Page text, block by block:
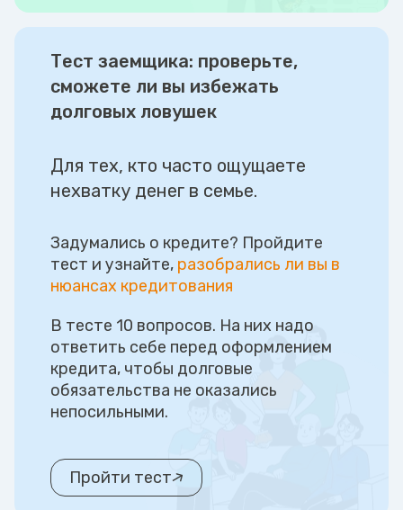
Тест заемщика: проверьте,
сможете ли вы избежать
долговых ловушек
Для тех, кто часто ощущаете
нехватку денег в семье.
Задумались о кредите? Пройдите
тест и узнайте, разобрались ли вы в
нюансах кредитования
В тесте 10 вопросов. На них надо
ответить себе перед оформлением
кредита, чтобы долговые
обязательства не оказались
непосильными.
Пройти тест